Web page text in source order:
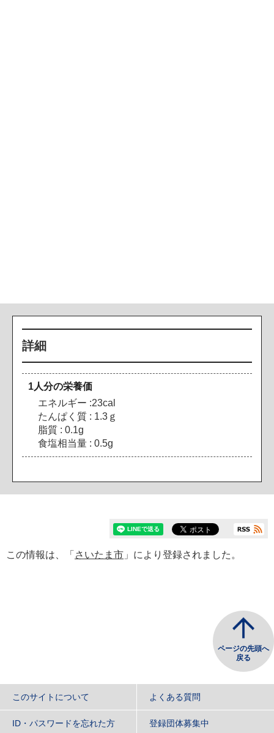
詳細
1人分の栄養価
エネルギー :23cal
たんぱく質 : 1.3ｇ
脂質 : 0.1g
食塩相当量 : 0.5g
この情報は、「 さいたま市 」により登録されました。
ページの先頭へ
戻る
このサイトについて よくある質問
ID・パスワードを忘れた方 登録団体募集中